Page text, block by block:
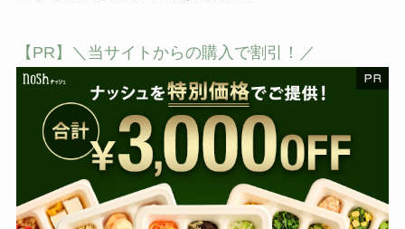
【PR】＼当サイトからの購入で割引！／